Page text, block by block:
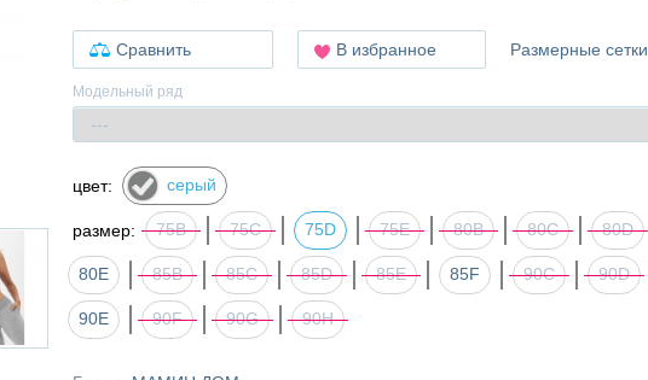
Сравнить В избранное Размерные сетки
Модельный ряд
цвет: серый
размер: 75B 75C 75D 75Е 80B 80C 80D
80E 85B 85C 85D 85E 85F 90C 90D
90E 90F 90G 90H